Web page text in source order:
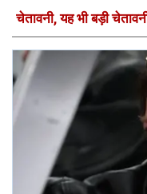
चेतावनी, यह भी बड़ी